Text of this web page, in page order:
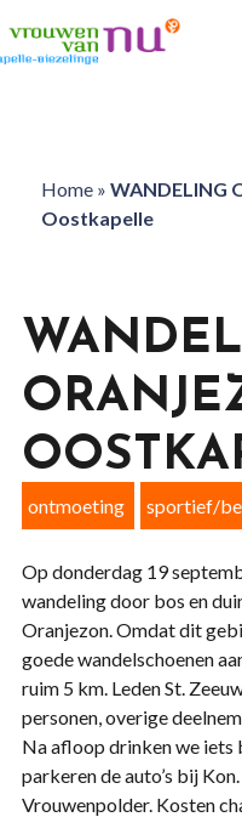
Home» WANDELING
Oostkapelle
ontmoeting sportief/
Op donderdag 19
wandeling door bos en
Oranjezon. Omdat dit
goede wandelschoenen
ruim 5 km. Leden St.
personen, overige
Na afloop drinken we iets
parkeren de auto’s bij
Vrouwenpolder. Kosten